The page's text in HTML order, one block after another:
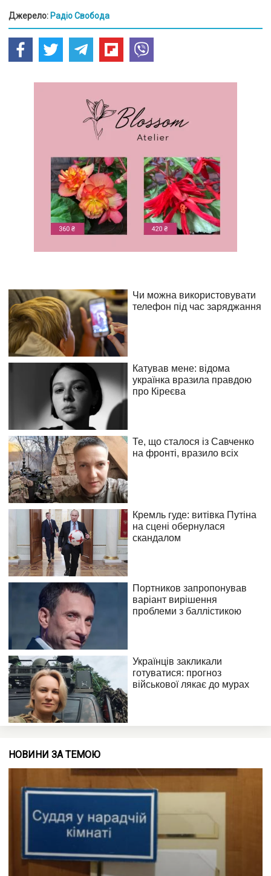
Джерело: Радіо Свобода
НОВИНИ ЗА ТЕМОЮ